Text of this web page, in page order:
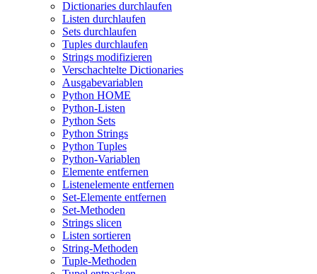
Dictionaries durchlaufen
Listen durchlaufen
Sets durchlaufen
Tuples durchlaufen
Strings modifizieren
Verschachtelte Dictionaries
Ausgabevariablen
Python HOME
Python-Listen
Python Sets
Python Strings
Python Tuples
Python-Variablen
Elemente entfernen
Listenelemente entfernen
Set-Elemente entfernen
Set-Methoden
Strings slicen
Listen sortieren
String-Methoden
Tuple-Methoden